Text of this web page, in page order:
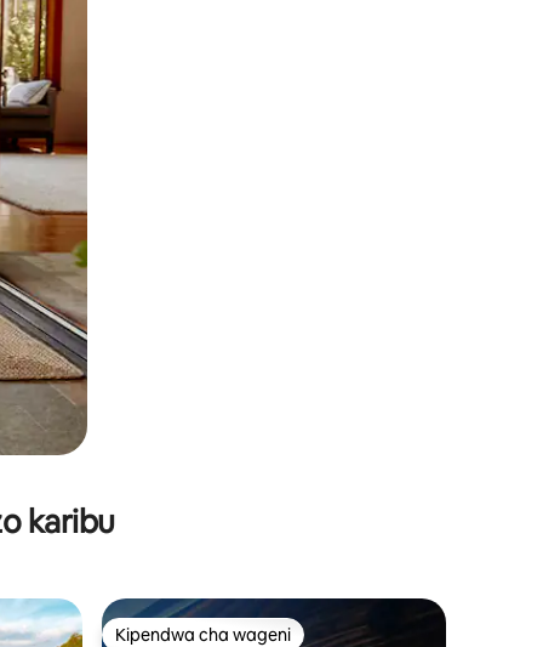
kidole kwenye ishara.
karibu
Kipendwa cha wageni